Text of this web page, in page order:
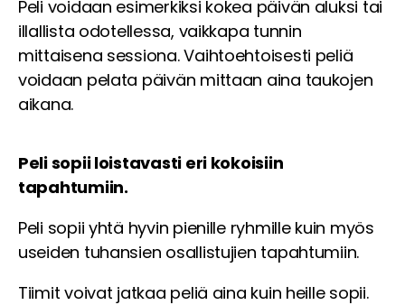
Peli voidaan esimerkiksi kokea päivän aluksi tai
illallista odotellessa, vaikkapa tunnin
mittaisena sessiona. Vaihtoehtoisesti peliä
voidaan pelata päivän mittaan aina taukojen
aikana.
Peli sopii loistavasti eri kokoisiin
tapahtumiin.
Peli sopii yhtä hyvin pienille ryhmille kuin myös
useiden tuhansien osallistujien tapahtumiin.
Tiimit voivat jatkaa peliä aina kuin heille sopii.